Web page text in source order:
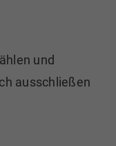
und
ausschließen